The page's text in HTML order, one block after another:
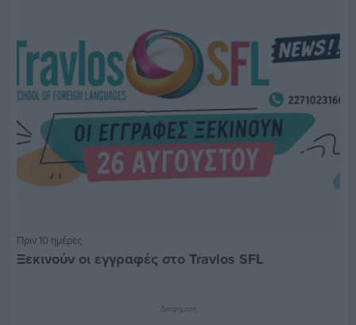
Πριν 10 ημέρες
Ξεκινούν οι εγγραφές στο Travlos SFL
Διαφήμιση